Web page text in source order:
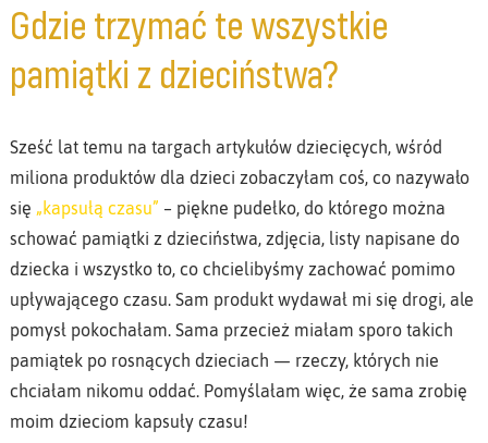
Gdzie trzymać te wszystkie
pamiątki z dzieciństwa?
Sześć lat temu na targach artykułów dziecięcych, wśród
miliona produktów dla dzieci zobaczyłam coś, co nazywało
się „kapsułą czasu” – piękne pudełko, do którego można
schować pamiątki z dzieciństwa, zdjęcia, listy napisane do
dziecka i wszystko to, co chcielibyśmy zachować pomimo
upływającego czasu. Sam produkt wydawał mi się drogi, ale
pomysł pokochałam. Sama przecież miałam sporo takich
pamiątek po rosnących dzieciach — rzeczy, których nie
chciałam nikomu oddać. Pomyślałam więc, że sama zrobię
moim dzieciom kapsuły czasu!